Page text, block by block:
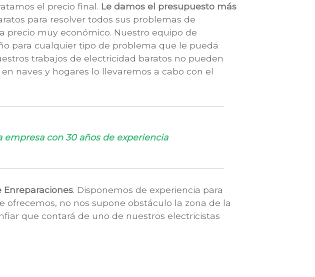
el precio final. Le damos el presupuesto más
para resolver todos sus problemas de
precio muy económico. Nuestro equipo de
para cualquier tipo de problema que le pueda
trabajos de electricidad baratos no pueden
naves y hogares lo llevaremos a cabo con el
con 30 años de experiencia
Enreparaciones. Disponemos de experiencia para
no nos supone obstáculo la zona de la
que contará de uno de nuestros electricistas